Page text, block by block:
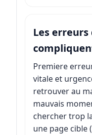
Les erreurs
Premiere
vitale et
retrouver au
mauvais
chercher trop
une page cible